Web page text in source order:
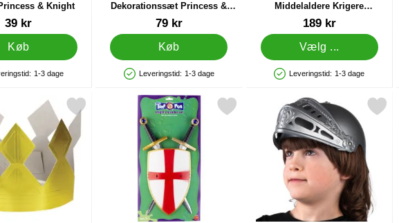
& Knight
39 kr
Køb
På lager
1-3 dage
Dekorationssæt Princess &
Knight
79 kr
Køb
Produkttilgængelighed: På lager
Leveringstid: 1-3 dage
Middelaldere Krigere
Børnekostume
Varenr 18304189 kr
Vælg ...
Produkttilgængelighed: På lager
Leveringstid: 1-3 dage
kongekrone Guld som favoritMarkér korsfarer Sæt som favoritMarkér ridderhjelm